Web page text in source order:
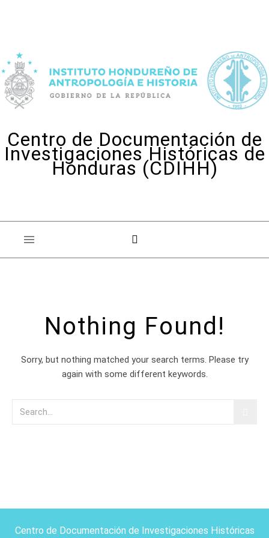
Centro de Documentación de
Investigaciones Históricas de
Honduras (CDIHH)
Nothing Found!
Sorry, but nothing matched your search terms. Please try
again with some different keywords.
Centro de Documentación de Investigaciones Históricas